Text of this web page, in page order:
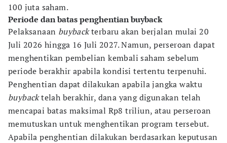
100 juta saham.
Periode dan batas penghentian buyback
Pelaksanaan buybackterbaru akan berjalan mulai 20
Juli 2026 hingga 16 Juli 2027. Namun, perseroan dapat
menghentikan pembelian kembali saham sebelum
periode berakhir apabila kondisi tertentu terpenuhi.
Penghentian dapat dilakukan apabila jangka waktu
buybacktelah berakhir, dana yang digunakan telah
mencapai batas maksimal Rp8 triliun, atau perseroan
memutuskan untuk menghentikan program tersebut.
Apabila penghentian dilakukan berdasarkan keputusan